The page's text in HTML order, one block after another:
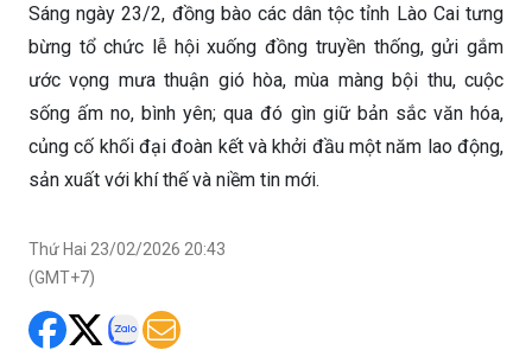
Sáng ngày 23/2, đồng bào các dân tộc tỉnh Lào Cai tưng
bừng tổ chức lễ hội xuống đồng truyền thống, gửi gắm
ước vọng mưa thuận gió hòa, mùa màng bội thu, cuộc
sống ấm no, bình yên; qua đó gìn giữ bản sắc văn hóa,
củng cố khối đại đoàn kết và khởi đầu một năm lao động,
sản xuất với khí thế và niềm tin mới.
Thứ Hai 23/02/2026 20:43
(GMT+7)